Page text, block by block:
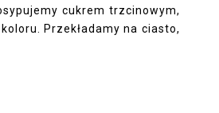
cukrem trzcinowym,
Przekładamy na ciasto,